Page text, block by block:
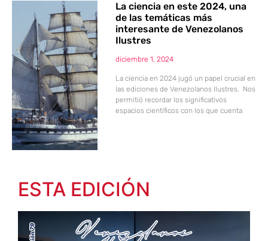
La ciencia en este 2024, una
de las temáticas más
interesante de Venezolanos
Ilustres
diciembre 1, 2024
La ciencia en 2024 jugó un papel crucial en
las ediciones de Venezolanos Ilustres. Nos
permitió recordar los significativos
espacios científicos con los que cuenta
ESTA EDICIÓN